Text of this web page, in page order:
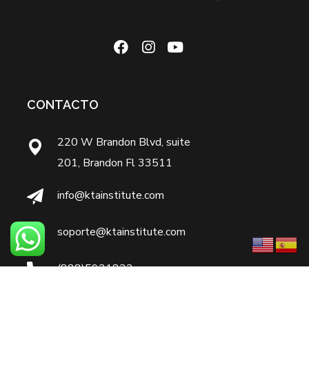
CONTACTO
220 W Brandon Blvd, suite
201, Brandon Fl 33511
info@ktainstitute.com
soporte@ktainstitute.com
(888)5921822